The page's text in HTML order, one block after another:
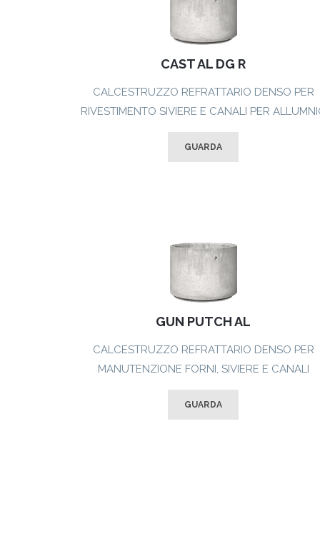
CAST AL DG R
CALCESTRUZZO REFRATTARIO DENSO PER
RIVESTIMENTO SIVIERE E CANALI PER
GUARDA
GUN PUTCH AL
CALCESTRUZZO REFRATTARIO DENSO PER
MANUTENZIONE FORNI, SIVIERE E CANALI
GUARDA